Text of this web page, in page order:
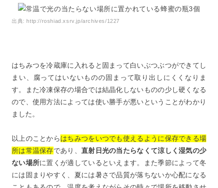
出典:http://roshiad.xsrv.jp/archives/1227
はちみつを冷蔵庫に入れると固まって白いぶつぶつができてし
まい、腐ってはいないものの固まって取り出しにくくなりま
す。また冷凍保存の場合では結晶化しないものの少し硬くなる
ので、使用方法によっては使い勝手が悪いということがわかり
ました。
以上のことからはちみつをいつでも使えるように保存できる場
所は常温保存であり、 直射日光の当たらなくて涼しく湿気の少
ない場所に置くが適しているといえます。また季節によって冬
には固まりやすく、夏には暑さで品質が落ちないか心配になる